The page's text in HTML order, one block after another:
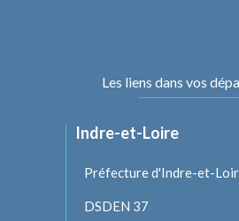
Les liens dans vos
Indre-et-Loire
Préfecture d'Indre-et-
DSDEN 37